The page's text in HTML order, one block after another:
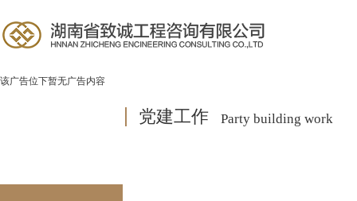
该广告位下暂无广告内容
党建工作 Party building work